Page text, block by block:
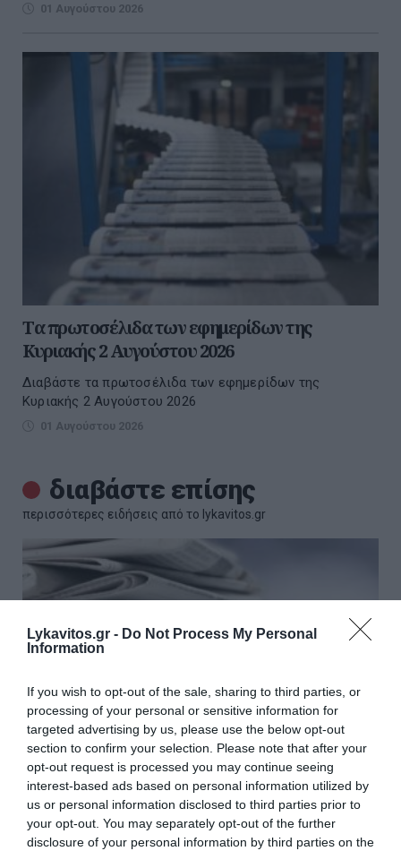
Lykavitos.gr - Do Not Process My Personal
Information
If you wish to opt-out of the sale, sharing to third parties, or
processing of your personal or sensitive information for
targeted advertising by us, please use the below opt-out
section to confirm your selection. Please note that after your
opt-out request is processed you may continue seeing
interest-based ads based on personal information utilized by
us or personal information disclosed to third parties prior to
your opt-out. You may separately opt-out of the further
disclosure of your personal information by third parties on the
01 Αυγούστου 2026
Tα πρωτοσέλιδα των εφημερίδων της
Κυριακής 2 Αυγούστου 2026
Διαβάστε τα πρωτοσέλιδα των εφημερίδων της
Κυριακής 2 Αυγούστου 2026
01 Αυγούστου 2026
διαβάστε επίσης
περισσότερες ειδήσεις από το lykavitos.gr
Τα πρωτοσέλιδα των πολιτικών